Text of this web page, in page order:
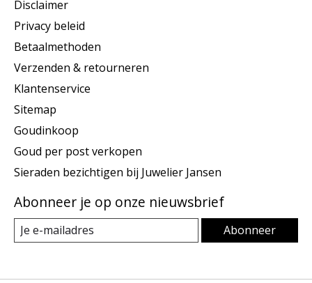
Disclaimer
Privacy beleid
Betaalmethoden
Verzenden & retourneren
Klantenservice
Sitemap
Goudinkoop
Goud per post verkopen
Sieraden bezichtigen bij Juwelier Jansen
Abonneer je op onze nieuwsbrief
Abonneer